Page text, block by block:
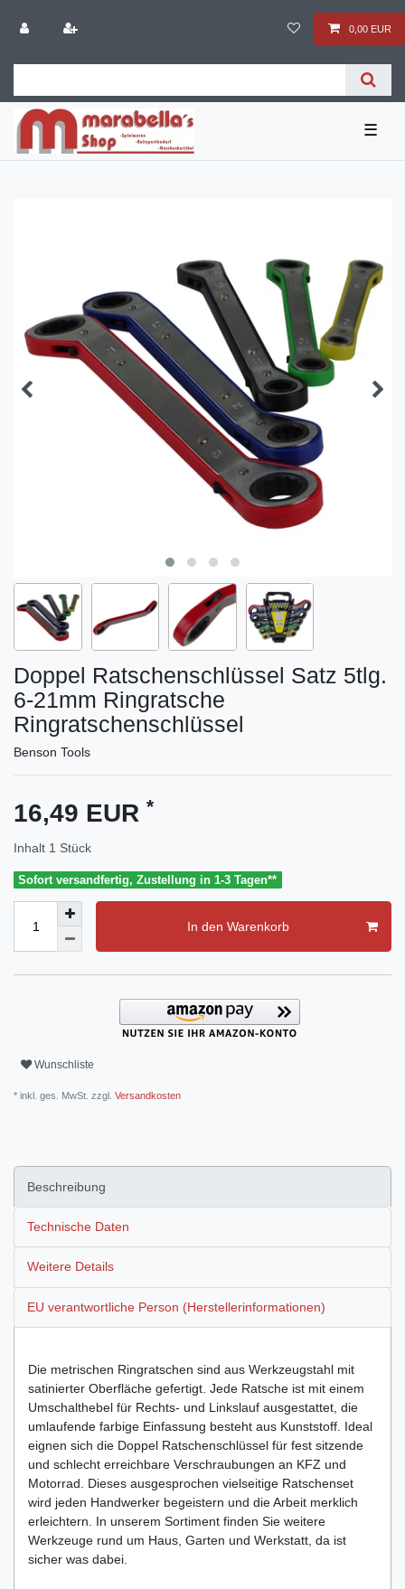
0,00 EUR
☰
Doppel Ratschenschlüssel Satz 5tlg.
6-21mm Ringratsche
Ringratschenschlüssel
Benson Tools
16,49 EUR *
Inhalt 1 Stück
Sofort versandfertig, Zustellung in 1-3 Tagen**
In den Warenkorb
Wunschliste
* inkl. ges. MwSt. zzgl. Versandkosten
Beschreibung
Technische Daten
Weitere Details
EU verantwortliche Person (Herstellerinformationen)
Die metrischen Ringratschen sind aus Werkzeugstahl mit
satinierter Oberfläche gefertigt. Jede Ratsche ist mit einem
Umschalthebel für Rechts- und Linkslauf ausgestattet, die
umlaufende farbige Einfassung besteht aus Kunststoff. Ideal
eignen sich die Doppel Ratschenschlüssel für fest sitzende
und schlecht erreichbare Verschraubungen an KFZ und
Motorrad. Dieses ausgesprochen vielseitige Ratschenset
wird jeden Handwerker begeistern und die Arbeit merklich
erleichtern. In unserem Sortiment finden Sie weitere
Werkzeuge rund um Haus, Garten und Werkstatt, da ist
sicher was dabei.